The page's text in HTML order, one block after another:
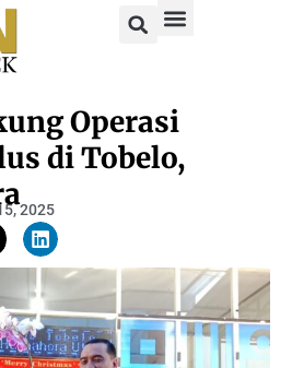
Operasi
di Tobelo,
2025